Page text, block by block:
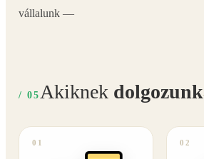
vállalunk —
/ 05 Akiknek dolgozunk
01 02